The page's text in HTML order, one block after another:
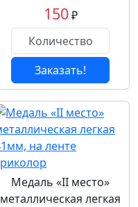
150₽
Заказать!
Медаль «II место»
металлическая легкая